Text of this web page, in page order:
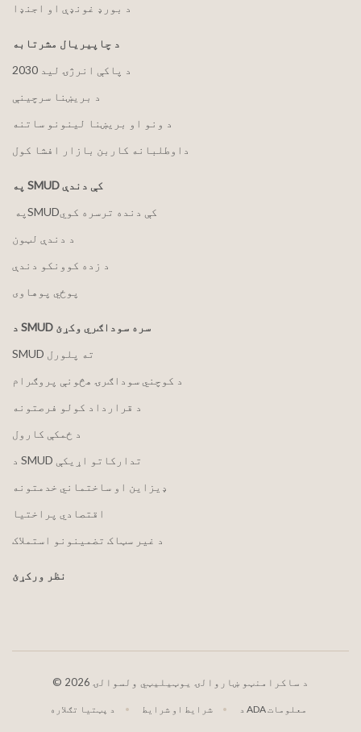
د بورډ غونډې او اجنډا
د چاپیریال مشرتابه
2030 د پاکې انرژۍ لید
د بریښنا سرچینې
د ونو او بریښنا لینونو ساتنه
داوطلبانه کاربن بازار افشا کول
په SMUD کې دندې
په ‏‎SMUD‎‏ کې دنده ترسره کوي
د دندې لټون
د زده کوونکو دندې
پوځي پوهاوی
د SMUD سره سوداګري وکړئ
SMUD ته پلورل
د کوچني سوداګرۍ هڅونې پروګرام
د قرارداد کولو فرصتونه
د ځمکې کارول
د SMUD تدارکاتو اړیکې
ډیزاین او ساختماني خدمتونه
اقتصادي پراختیا
د غیر سټاک تضمینونو استملاک
نظر ورکړئ
© 2026 د ساکرامنټو ښاروالۍ یوټیلیټي ولسوالۍ
د پټتیا تګلاره شرایط او شرایط د ADA معلومات